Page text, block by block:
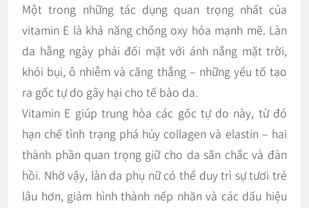
Một trong những tác dụng quan trọng nhất của
vitamin E là khả năng chống oxy hóa mạnh mẽ. Làn
da hằng ngày phải đối mặt với ánh nắng mặt trời,
khói bụi, ô nhiễm và căng thẳng – những yếu tố tạo
ra gốc tự do gây hại cho tế bào da.
Vitamin E giúp trung hòa các gốc tự do này, từ đó
hạn chế tình trạng phá hủy collagen và elastin – hai
thành phần quan trọng giữ cho da săn chắc và đàn
hồi. Nhờ vậy, làn da phụ nữ có thể duy trì sự tươi trẻ
lâu hơn, giảm hình thành nếp nhăn và các dấu hiệu